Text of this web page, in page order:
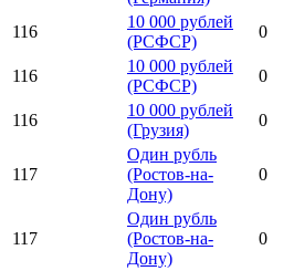
116
10 000 рублей
(РСФСР)
0
116
10 000 рублей
(РСФСР)
0
116
10 000 рублей
(Грузия)
0
117
Один рубль
(Ростов-на-
Дону)
0
117
Один рубль
(Ростов-на-
Дону)
0